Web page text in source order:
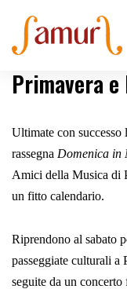
Primavera
Ultimate con successo
rassegna Domenica in
Amici della Musica di
un fitto calendario.
Riprendono al sabato
passeggiate culturali a
seguite da un